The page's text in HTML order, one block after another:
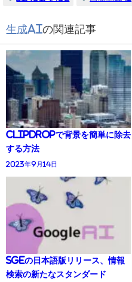
生成AIの関連記事
ClipDropで背景を簡単に除去
する方法
2023年9月14日
SGEの日本語版リリース、情報
検索の新たなスタンダード